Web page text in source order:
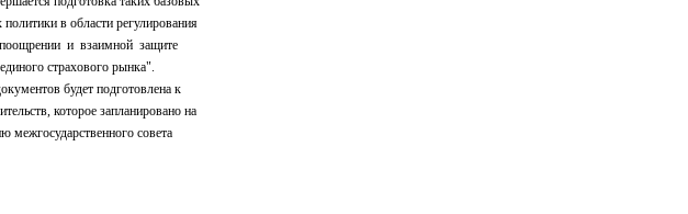
в области регулирования
и взаимной защите
страхового рынка".
будет подготовлена к
которое запланировано на
межгосударственного совета